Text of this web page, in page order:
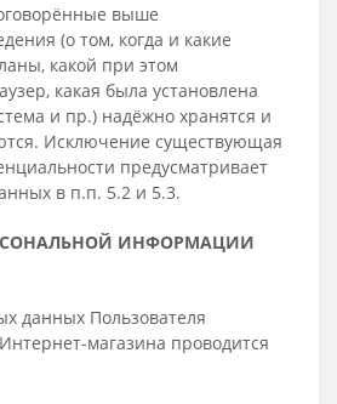
выше
(о том, когда и какие
какой при этом
какая была установлена
и пр.) надёжно хранятся и
Исключение существующая
предусматривает
в п.п. 5.2 и 5.3.
ИНФОРМАЦИИ
данных Пользователя
магазина проводится